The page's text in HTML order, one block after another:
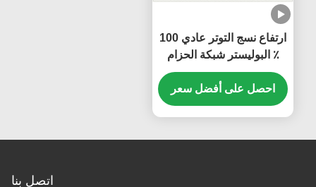
ارتفاع نسج التوتر عادي 100
٪ البوليستر شبكة الحزام
المستخدمة للحزام الناقل
احصل على أفضل سعر
اتصل بنا